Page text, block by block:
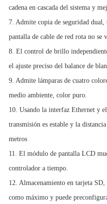
cadena en cascada del sistema y
7. Admite copia de seguridad
pantalla de cable de red rota no se
8. El control de brillo
el ajuste preciso del balance de
9. Admite lámparas de cuatro
medio ambiente, color puro.
10. Usando la interfaz Ethernet y
transmisión es estable y la
metros
11. El módulo de pantalla LCD
controlador a tiempo.
12. Almacenamiento en tarjeta
como máximo y puede